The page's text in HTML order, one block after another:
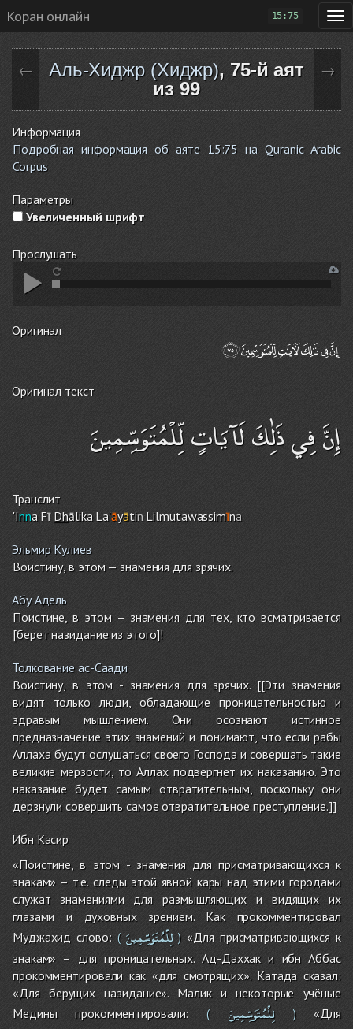
Коран онлайн 15:75
← Аль-Хиджр (Хиджр), 75-й аят
из 99
→
Информация
Подробная информация об аяте 15:75 на Quranic Arabic
Corpus
Параметры
Увеличенный шрифт
Прослушать
Оригинал
Оригинал текст
إِنَّ فِي ذَٰلِكَ لَآيَاتٍ لِّلْمُتَوَسِّمِينَ
Транслит
'Inna Fī Dhālika La'āyātinLilmutawassimīna
Эльмир Кулиев
Воистину, в этом — знамения для зрячих.
Абу Адель
Поистине, в этом – знамения для тех, кто всматривается
[берет назидание из этого]!
Толкование ас-Саади
Воистину, в этом - знамения для зрячих. [[Эти знамения
видят только люди, обладающие проницательностью и
здравым мышлением. Они осознают истинное
предназначение этих знамений и понимают, что если рабы
Аллаха будут ослушаться своего Господа и совершать такие
великие мерзости, то Аллах подвергнет их наказанию. Это
наказание будет самым отвратительным, поскольку они
дерзнули совершить самое отвратительное преступление.]]
Ибн Касир
«Поистине, в этом - знамения для присматривающихся к
знакам» – т.е. следы этой явной кары над этими городами
служат знамениями для размышляющих и видящих их
глазами и духовных зрением. Как прокомментировал
Муджахид слово:( لِلْمُتَوَسِّمِينَ) «Для присматривающихся к
знакам» – для проницательных. Ад-Даххак и ибн Аббас
прокомментировали как «для смотрящих». Катада сказал:
«Для берущих назидание». Малик и некоторые учёные
Медины прокомментировали: ( لِلْمُتَوَسِّمِينَ)«Для